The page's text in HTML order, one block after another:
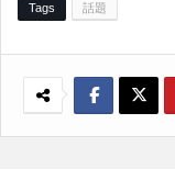
Tags 話題